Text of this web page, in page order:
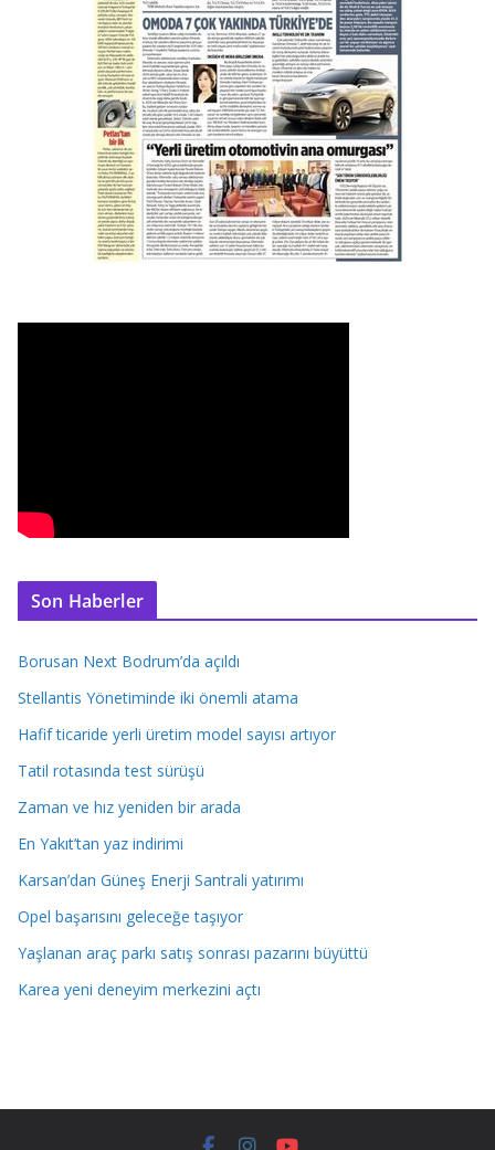
Son Haberler
Borusan Next Bodrum’da açıldı
Stellantis Yönetiminde iki önemli atama
Hafif ticaride yerli üretim model sayısı artıyor
Tatil rotasında test sürüşü
Zaman ve hız yeniden bir arada
En Yakıt’tan yaz indirimi
Karsan’dan Güneş Enerji Santrali yatırımı
Opel başarısını geleceğe taşıyor
Yaşlanan araç parkı satış sonrası pazarını büyüttü
Karea yeni deneyim merkezini açtı